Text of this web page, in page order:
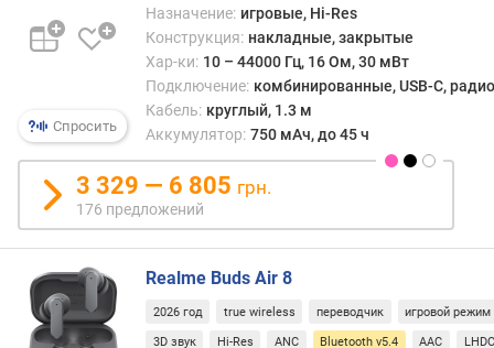
с
.
т
о
т
а
(
Г
ц
)
ч
Спросить
Назначение: игровые, Hi-Res
Конструкция: накладные, закрытые
Хар-ки: 10 – 44000 Гц, 16 Ом, 30 мВт
Подключение: комбинированные, USB-C,
Кабель: круглый, 1.3 м
Аккумулятор: 750 мАч, до 45 ч
3 329 — 6 805 грн.
176 предложений
Realme Buds Air 8
2026 год true wireless переводчик игровой режим
3D звук Hi-Res ANC Bluetooth v5.4 AAC LHDC